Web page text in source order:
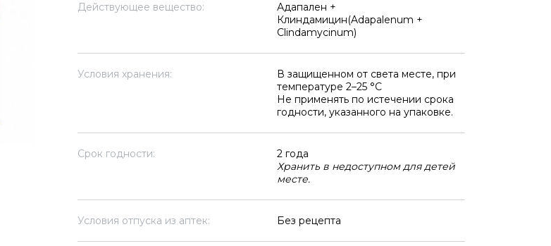
Действующее вещество:
Адапален +
Клиндамицин(Adapalenum +
Clindamycinum)
Условия хранения:
В защищенном от света месте, при
температуре 2–25 °C
Не применять по истечении срока
годности, указанного на упаковке.
Срок годности:
2 года
Хранить в недоступном для детей
месте.
Условия отпуска из аптек: Без рецепта